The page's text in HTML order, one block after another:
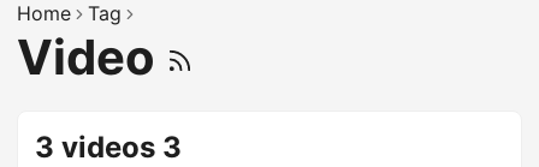
Home Tag
Video
3 videos 3